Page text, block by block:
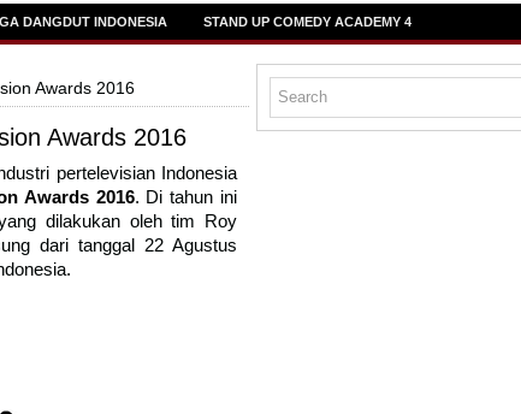
DANGDUT INDONESIA STAND UP COMEDY ACADEMY 4
Awards 2016
Awards 2016
pertelevisian Indonesia
Awards 2016. Di tahun ini
dilakukan oleh tim Roy
dari tanggal 22 Agustus